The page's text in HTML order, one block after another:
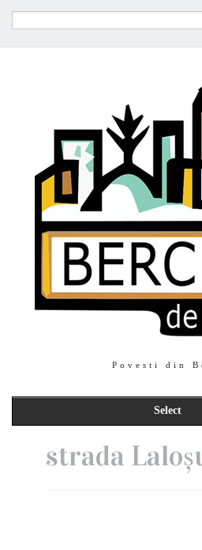
Povesti din
Select
strada